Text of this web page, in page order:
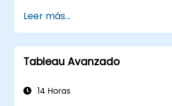
Tomar decisiones basadas
las operaciones
Leer más...
Tableau Avanzado
14 Horas